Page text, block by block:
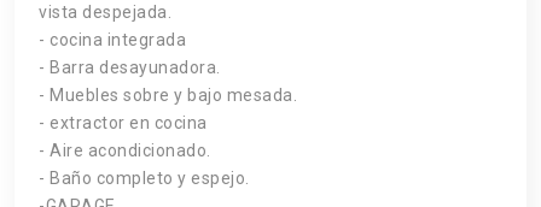
vista despejada.
- cocina integrada
- Barra desayunadora.
- Muebles sobre y bajo mesada.
- extractor en cocina
- Aire acondicionado.
- Baño completo y espejo.